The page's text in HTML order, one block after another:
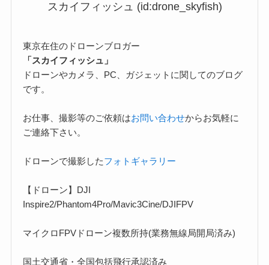
スカイフィッシュ (id:drone_skyfish)
東京在住のドローンブロガー
「スカイフィッシュ」
ドローンやカメラ、PC、ガジェットに関してのブログ
です。
お仕事、撮影等のご依頼はお問い合わせからお気軽に
ご連絡下さい。
ドローンで撮影したフォトギャラリー
【ドローン】DJI
Inspire2/Phantom4Pro/Mavic3Cine/DJIFPV
マイクロFPVドローン複数所持(業務無線局開局済み)
国土交通省・全国包括飛行承認済み